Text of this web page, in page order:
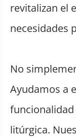
revitalizan el
necesidades
No
Ayudamos a
litúrgica.